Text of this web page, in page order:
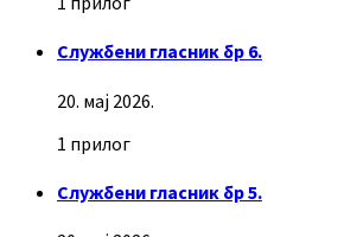
Службени гласник бр 6.
20. мај 2026.
1 прилог
Службени гласник бр 5.